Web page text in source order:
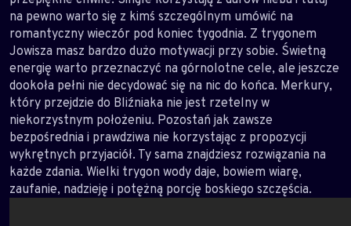
na pewno warto się z kimś szczególnym umówić na
romantyczny wieczór pod koniec tygodnia. Z trygonem
Jowisza masz bardzo dużo motywacji przy sobie. Świetną
energię warto przeznaczyć na górnolotne cele, ale jeszcze
dookoła pełni nie decydować się na nic do końca. Merkury,
który przejdzie do Bliźniaka nie jest rzetelny w
niekorzystnym położeniu. Pozostań jak zawsze
bezpośrednia i prawdziwa nie korzystając z propozycji
wykrętnych przyjaciół. Ty sama znajdziesz rozwiązania na
każde zdania. Wielki trygon wody daje, bowiem wiarę,
zaufanie, nadzieję i potężną porcję boskiego szczęścia.